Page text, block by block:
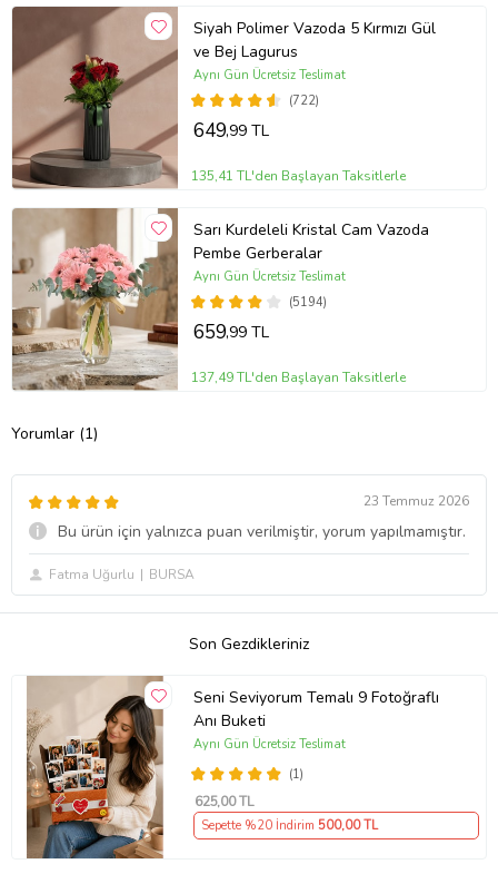
Siyah Polimer Vazoda 5 Kırmızı Gül
ve Bej Lagurus
(722)
Aynı Gün Ücretsiz Teslimat
649,99 TL
135,41 TL'den Başlayan Taksitlerle
Sarı Kurdeleli Kristal Cam Vazoda
Pembe Gerberalar
(5194)
Aynı Gün Ücretsiz Teslimat
659,99 TL
137,49 TL'den Başlayan Taksitlerle
Yorumlar (1)
23 Temmuz 2026
Bu ürün için yalnızca puan verilmiştir, yorum yapılmamıştır.
Fatma Uğurlu BURSA
Son Gezdikleriniz
Seni Seviyorum Temalı 9 Fotoğraflı
Anı Buketi
(1)
Aynı Gün Ücretsiz Teslimat
625,00 TL
Sepette %20 İndirim 500,00 TL